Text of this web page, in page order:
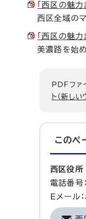
「西区の魅
西区全域の
「西区の魅
美濃路を始
PDFファ
ト（新しい
このペ
西区役所
電話番
Eメー